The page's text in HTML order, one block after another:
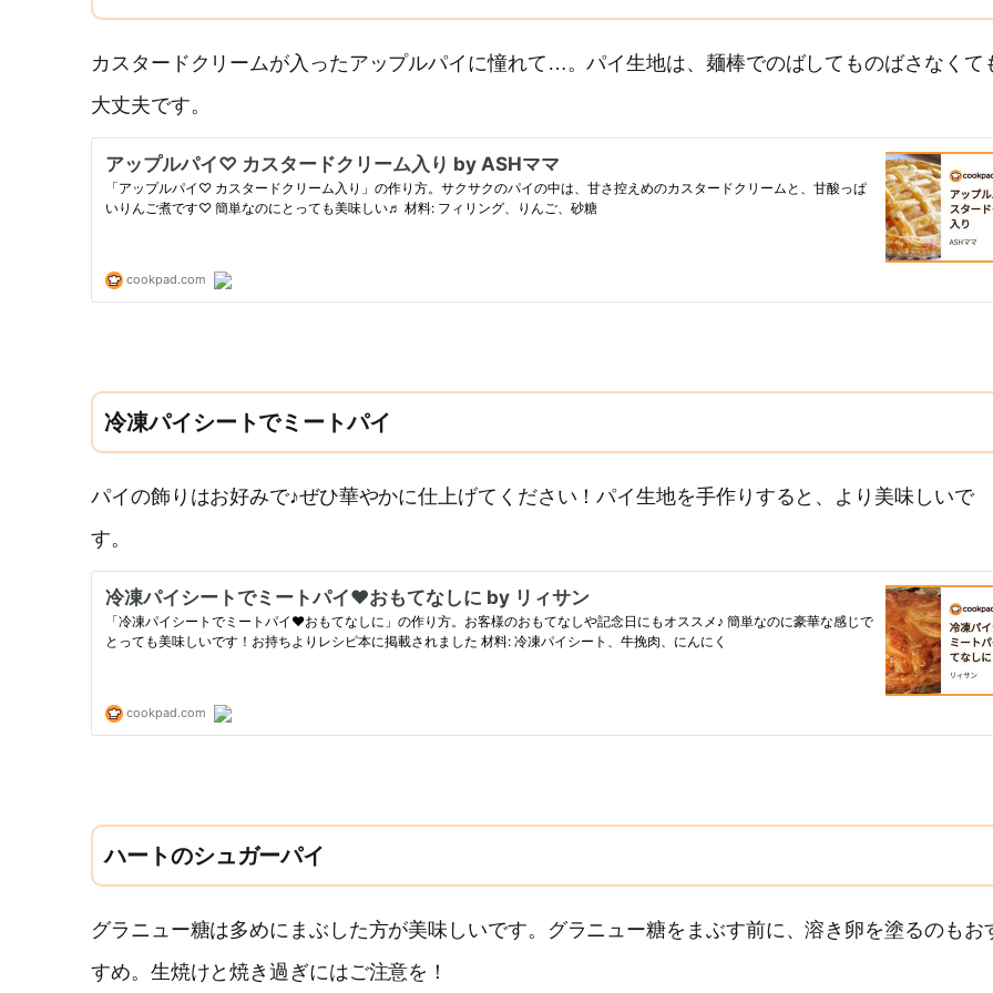
カスタードクリームが入ったアップルパイに憧れて…。パイ生地は、麺棒でのばしてものばさなくて
大丈夫です。
冷凍パイシートでミートパイ
パイの飾りはお好みで♪ぜひ華やかに仕上げてください！パイ生地を手作りすると、より美味しいで
す。
ハートのシュガーパイ
グラニュー糖は多めにまぶした方が美味しいです。グラニュー糖をまぶす前に、溶き卵を塗るのもお
すめ。生焼けと焼き過ぎにはご注意を！